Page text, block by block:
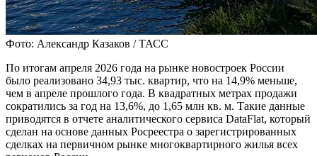
Фото: Александр Казаков / ТАСС
По итогам апреля 2026 года на рынке новостроек России
было реализовано 34,93 тыс. квартир, что на 14,9% меньше,
чем в апреле прошлого года. В квадратных метрах продажи
сократились за год на 13,6%, до 1,65 млн кв. м. Такие данные
приводятся в отчете аналитического сервиса DataFlat, который
сделан на основе данных Росреестра о зарегистрированных
сделках на первичном рынке многоквартирного жилья всех